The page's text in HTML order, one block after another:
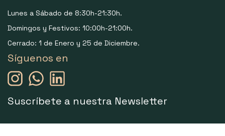
Lunes a Sábado de 8:30h-21:30h.
Domingos y Festivos: 10:00h-21:00h.
Cerrado: 1 de Enero y 25 de Diciembre.
Síguenos en
Suscríbete a nuestra Newsletter